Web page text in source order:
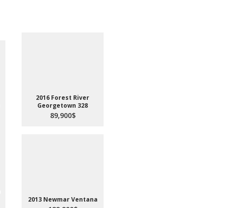
2016 Forest River
Georgetown 328
89,900$
2013 Newmar Ventana